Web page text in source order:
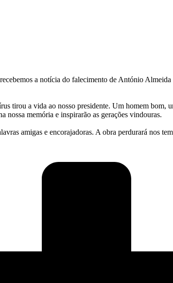
a notícia do falecimento de António
tirou a vida ao nosso presidente. Um homem bom,
nossa memória e inspirarão as gerações vindouras.
amigas e encorajadoras. A obra perdurará nos